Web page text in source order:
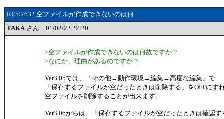
RE:07632 空ファイルが作成できないのは何
TAKAさん 01/02/22 22:20
>空ファイルが作成できないのは何故ですか？
>なにか、理由があるのですか？
Ver3.05では、「その他→動作環境→編集→高度な編集」で
「保存するファイルが空だったときは削除する」をOFFにすれ
空ファイルを削除することが出来ます。
Ver3.06からは、「保存するファイルが空だったときは確認す